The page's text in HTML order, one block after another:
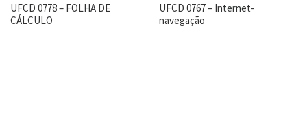
UFCD 0778 – FOLHA DE
CÁLCULO
UFCD 0767 – Internet-
navegação